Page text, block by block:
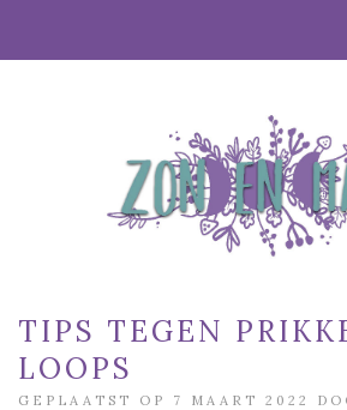
TIPS TEGEN
LOOPS
GEPLAATST OP 7 MAART 2022